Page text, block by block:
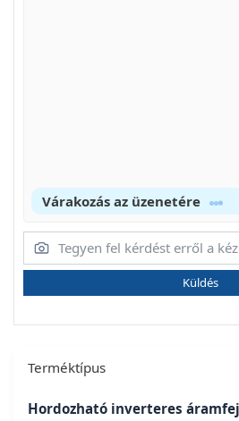
Várakozás az üzenetére
Küldés
Terméktípus
Hordozható inverteres